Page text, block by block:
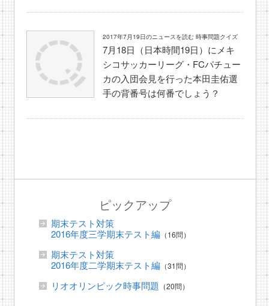
2017年7月19日のニュースを読む 時事問題クイズ
7月18日（日本時間19日）にメキ
シコサッカーリーグ・FCパチュー
カの入団会見を行った本田圭佑選
手の背番号は何番でしょう？
ピックアップ
期末テスト対策
2016年度三学期末テスト編（16問）
期末テスト対策
2016年度二学期末テスト編（31問）
リオオリンピック時事問題 （20問）